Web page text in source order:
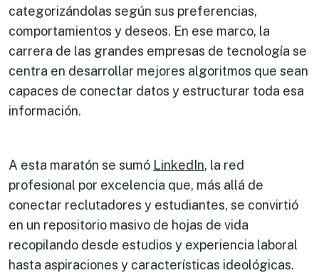
categorizándolas según sus preferencias,
comportamientos y deseos. En ese marco, la
carrera de las grandes empresas de tecnología se
centra en desarrollar mejores algoritmos que sean
capaces de conectar datos y estructurar toda esa
información.
A esta maratón se sumó LinkedIn, la red
profesional por excelencia que, más allá de
conectar reclutadores y estudiantes, se convirtió
en un repositorio masivo de hojas de vida
recopilando desde estudios y experiencia laboral
hasta aspiraciones y características ideológicas.